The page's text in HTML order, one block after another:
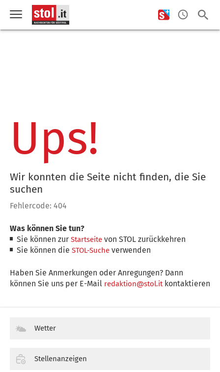
Ups!
Wir konnten die Seite nicht finden, die Sie
suchen
Fehlercode: 404
Was können Sie tun?
Sie können zurStartseite von STOL zurückkehren
Sie können dieSTOL-Suche verwenden
Haben Sie Anmerkungen oder Anregungen? Dann
können Sie uns per E-Mail redaktion@stol.itkontaktieren
Wetter
Stellenanzeigen